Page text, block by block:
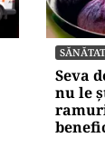
Seva
nu le